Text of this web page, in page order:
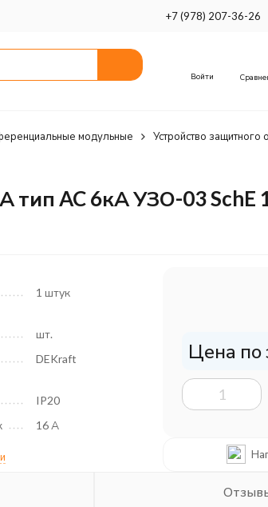
+7 (978) 207-36-26
Войти
модульные
Устройство
AC 6кА УЗО-03 SchE
1 штук
шт.
DEKraft
IP20
16 А
Цена по